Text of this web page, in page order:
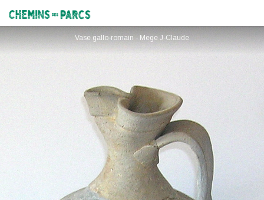
Chemins des Parcs
Vase gallo-romain - Mege J-Claude